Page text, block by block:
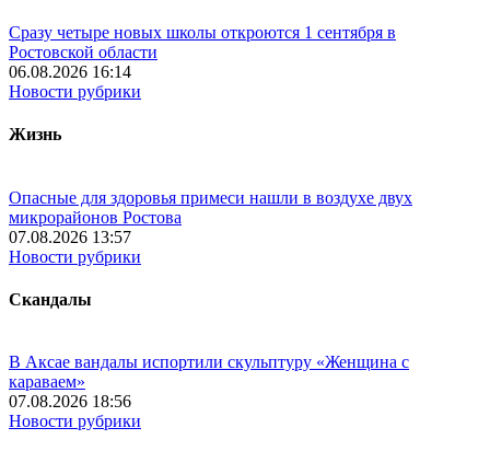
Сразу четыре новых школы откроются 1 сентября в
Ростовской области
06.08.2026 16:14
Новости рубрики
Жизнь
Опасные для здоровья примеси нашли в воздухе двух
микрорайонов Ростова
07.08.2026 13:57
Новости рубрики
Скандалы
В Аксае вандалы испортили скульптуру «Женщина с
караваем»
07.08.2026 18:56
Новости рубрики